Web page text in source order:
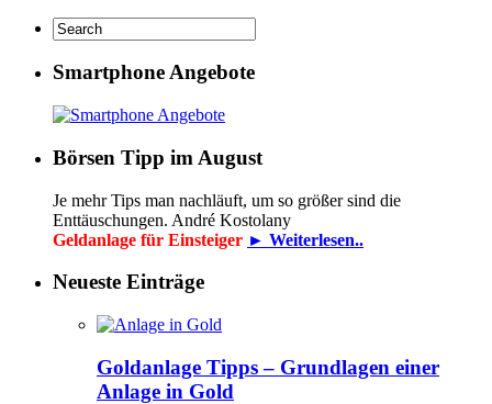
Smartphone Angebote
Börsen Tipp im August
Je mehr Tips man nachläuft, um so größer sind die
Enttäuschungen. André Kostolany
Geldanlage für Einsteiger ► Weiterlesen..
Neueste Einträge
Goldanlage Tipps – Grundlagen einer
Anlage in Gold